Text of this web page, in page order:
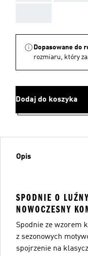
Dopasowane do
rozmiaru, który
Dodaj do koszyka
Opis
SPODNIE O
NOWOCZESNY
Spodnie ze wzorem
z sezonowych
spojrzenie na